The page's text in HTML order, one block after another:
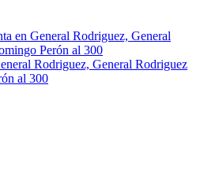
Rodriguez, General Rodriguez
al 300